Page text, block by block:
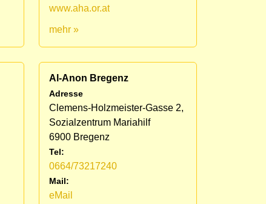
www.aha.or.at
mehr »
Al-Anon Bregenz
Adresse
Clemens-Holzmeister-Gasse 2,
Sozialzentrum Mariahilf
6900 Bregenz
Tel:
0664/73217240
Mail:
eMail